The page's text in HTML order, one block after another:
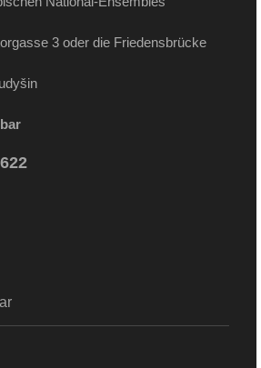
3 oder die Friedensbrücke